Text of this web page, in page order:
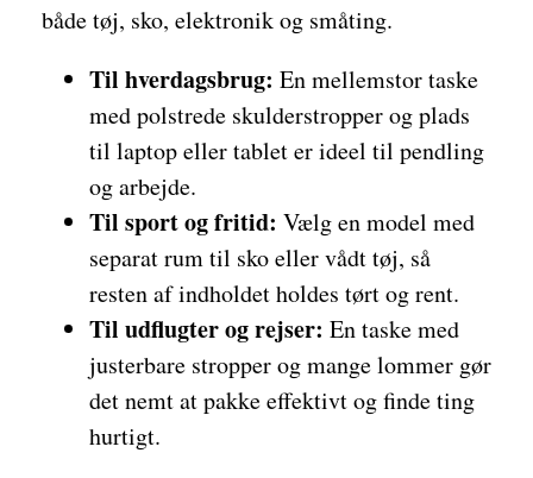
både tøj, sko, elektronik og småting.
Til hverdagsbrug: En mellemstor taske
med polstrede skulderstropper og plads
til laptop eller tablet er ideel til pendling
og arbejde.
Til sport og fritid: Vælg en model med
separat rum til sko eller vådt tøj, så
resten af indholdet holdes tørt og rent.
Til udflugter og rejser: En taske med
justerbare stropper og mange lommer gør
det nemt at pakke effektivt og finde ting
hurtigt.